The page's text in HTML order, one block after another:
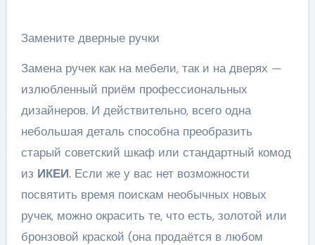
Замените дверные ручки
Замена ручек как на мебели, так и на дверях —
излюбленный приём профессиональных
дизайнеров. И действительно, всего одна
небольшая деталь способна преобразить
старый советский шкаф или стандартный комод
из ИКЕИ. Если же у вас нет возможности
посвятить время поискам необычных новых
ручек, можно окрасить те, что есть, золотой или
бронзовой краской (она продаётся в любом